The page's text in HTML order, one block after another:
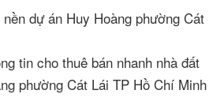
dự án Huy Hoàng phường Cát
tin cho thuê bán nhanh nhà đất
phường Cát Lái TP Hồ Chí Minh